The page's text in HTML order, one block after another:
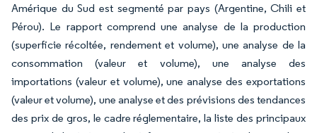
Amérique du Sud est segmenté par pays (Argentine, Chili et
Pérou). Le rapport comprend une analyse de la production
(superficie récoltée, rendement et volume), une analyse de la
consommation (valeur et volume), une analyse des
importations (valeur et volume), une analyse des exportations
(valeur et volume), une analyse et des prévisions des tendances
des prix de gros, le cadre réglementaire, la liste des principaux